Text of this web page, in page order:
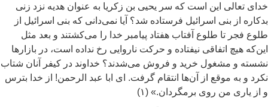
تعالی این است که سر یحیی بن زکریا به عنوان هدیه نزد زنی
از بنی اسرائیل فرستاده شد؟ آیا نمی‌دانی که بنی اسرائیل از
فجر تا طلوع آفتاب هفتاد پیامبر خدا را می‌کشتند و بعد مثل
هیچ اتفاقی نیفتاده و حرکت ناروایی رخ نداده است، در بازارها
و مشغول خرید و فروش می‌شدند؟ خداوند در کیفر آنان شتاب
و به موقع از آن‌ها انتقام گرفت. ای ابا عبد الرحمن! از خدا بترس
از یاری من روی برمگردان.» (۱)